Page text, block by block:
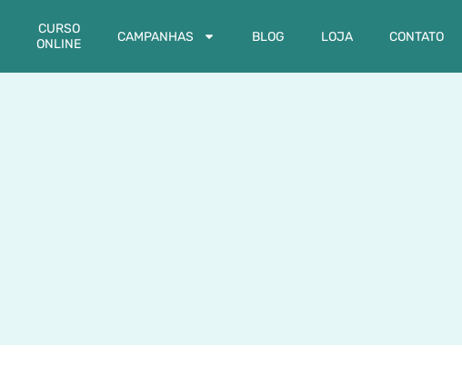
CURSO
ONLINE
CAMPANHAS BLOG LOJA CONTATO